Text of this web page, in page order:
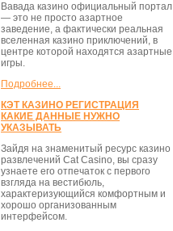
Вавада казино официальный портал
— это не просто азартное
заведение, а фактически реальная
вселенная казино приключений, в
центре которой находятся азартные
игры.
Подробнее...
КЭТ КАЗИНО РЕГИСТРАЦИЯ
КАКИЕ ДАННЫЕ НУЖНО
УКАЗЫВАТЬ
Зайдя на знаменитый ресурс казино
развлечений Cat Casino, вы сразу
узнаете его отпечаток с первого
взгляда на вестибюль,
характеризующийся комфортным и
хорошо организованным
интерфейсом.